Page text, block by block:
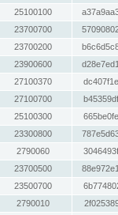
25100100
23700700
23700200
23900600
27100370
27100700
25100300
23300800
2790060
23700500
23500700
2790010